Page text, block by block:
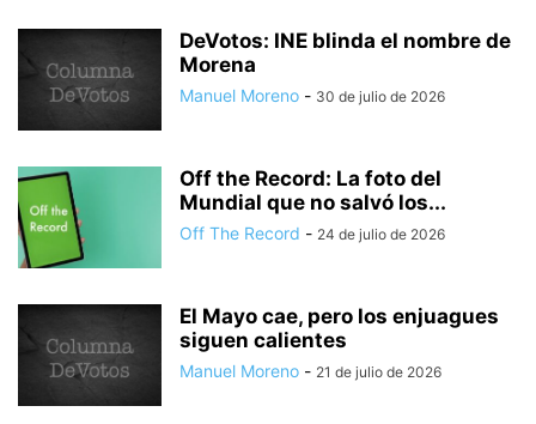
DeVotos: INE blinda el nombre de
Morena
Manuel Moreno - 30 de julio de 2026
Off the Record: La foto del
Mundial que no salvó los...
Off The Record - 24 de julio de 2026
El Mayo cae, pero los enjuagues
siguen calientes
Manuel Moreno - 21 de julio de 2026